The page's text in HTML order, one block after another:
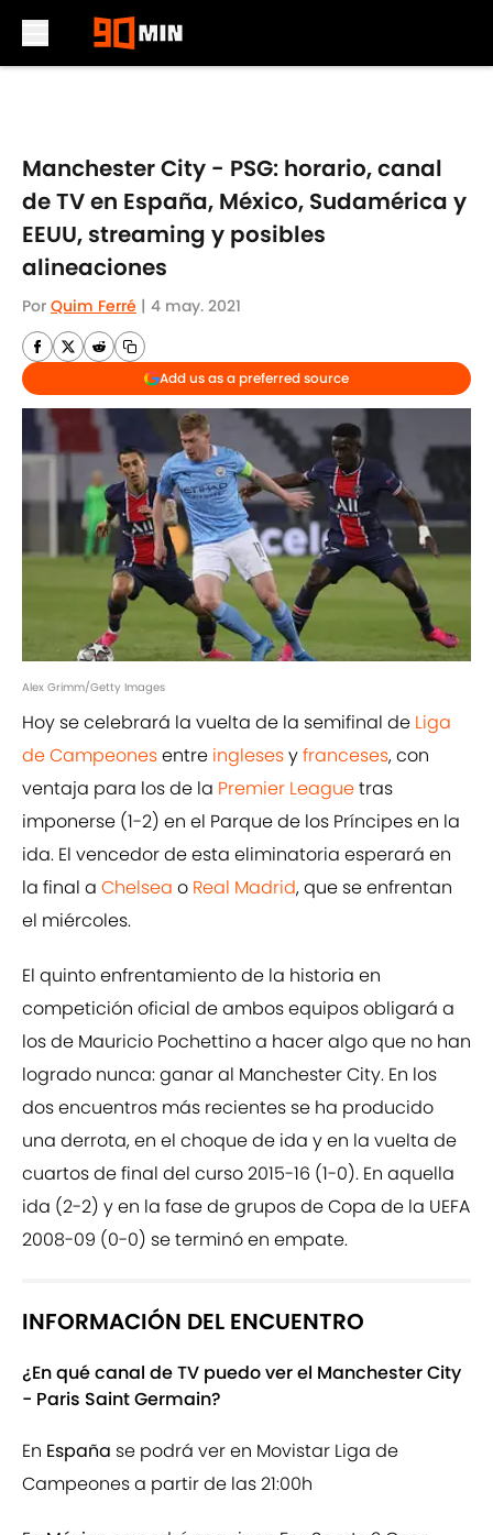
Manchester City - PSG: horario, canal
de TV en España, México, Sudamérica y
EEUU, streaming y posibles
alineaciones
Por Quim Ferré | 4 may. 2021
Add us as a preferred source
Alex Grimm/Getty Images
Hoy se celebrará la vuelta de la semifinal de Liga
de Campeonesentre inglesesyfranceses, con
ventaja para los de la Premier Leaguetras
imponerse (1-2) en el Parque de los Príncipes en la
ida. El vencedor de esta eliminatoria esperará en
la final a Chelsea o Real Madrid, que se enfrentan
el miércoles.
El quinto enfrentamiento de la historia en
competición oficial de ambos equipos obligará a
los de Mauricio Pochettino a hacer algo que no han
logrado nunca: ganar al Manchester City. En los
dos encuentros más recientes se ha producido
una derrota, en el choque de ida y en la vuelta de
cuartos de final del curso 2015-16 (1-0). En aquella
ida (2-2) y en la fase de grupos de Copa de la UEFA
2008-09 (0-0) se terminó en empate.
INFORMACIÓN DEL ENCUENTRO
¿En qué canal de TV puedo ver el Manchester City
- Paris Saint Germain?
En España se podrá ver en Movistar Liga de
Campeones a partir de las 21:00h